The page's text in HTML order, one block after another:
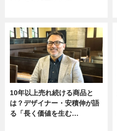
10年以上売れ続ける商品と
は？デザイナー・安積伸が語
る「長く価値を生む…